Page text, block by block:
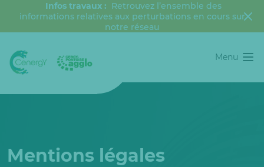
Infos travaux : Retrouvez l’ensemble des
informations relatives aux perturbations en cours sur
notre réseau
Menu
Mentions légales